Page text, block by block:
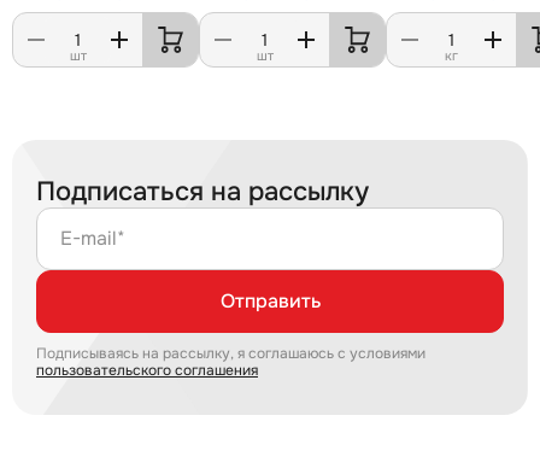
шт шт кг
Подписаться на рассылку
E-mail*
Отправить
Подписываясь на рассылку, я соглашаюсь с условиями
пользовательского соглашения